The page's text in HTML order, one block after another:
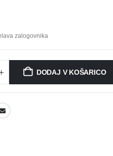
zalogovnika
DODAJ V KOŠARICO